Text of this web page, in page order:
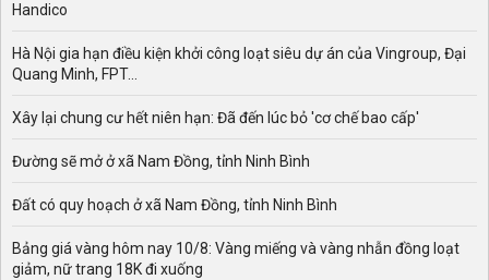
Handico
Hà Nội gia hạn điều kiện khởi công loạt siêu dự án của Vingroup, Đại
Quang Minh, FPT...
Xây lại chung cư hết niên hạn: Đã đến lúc bỏ 'cơ chế bao cấp'
Đường sẽ mở ở xã Nam Đồng, tỉnh Ninh Bình
Đất có quy hoạch ở xã Nam Đồng, tỉnh Ninh Bình
Bảng giá vàng hôm nay 10/8: Vàng miếng và vàng nhẫn đồng loạt
giảm, nữ trang 18K đi xuống